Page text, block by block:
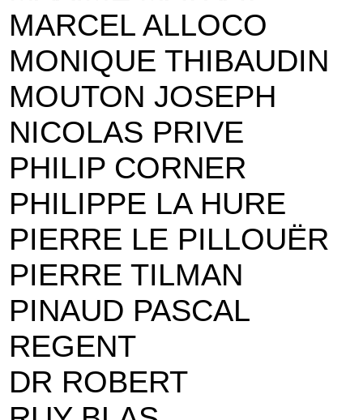
MARCEL ALLOCO
MONIQUE THIBAUDIN
MOUTON JOSEPH
NICOLAS PRIVE
PHILIP CORNER
PHILIPPE LA HURE
PIERRE LE PILLOUËR
PIERRE TILMAN
PINAUD PASCAL
REGENT
DR ROBERT